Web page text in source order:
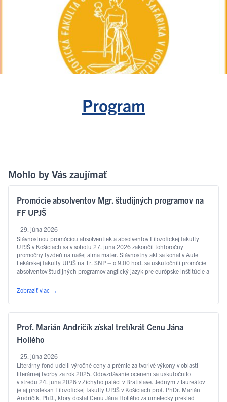
Program
Mohlo by Vás zaujímať
Promócie absolventov Mgr. študijných programov na
FF UPJŠ
- 29. júna 2026
Slávnostnou promóciou absolventiek a absolventov Filozofickej fakulty
UPJŠ v Košiciach sa v sobotu 27. júna 2026 zakončil tohtoročný
promočný týždeň na našej alma mater. Slávnostný akt sa konal v Aule
Lekárskej fakulty UPJŠ na Tr. SNP – o 9.00 hod. sa uskutočnili promócie
absolventov študijných programov anglický jazyk pre európske inštitúcie a
Čítať ďalej
Zobraziť viac →
Prof. Marián Andričík získal tretíkrát Cenu Jána
Hollého
- 25. júna 2026
Literárny fond udelil výročné ceny a prémie za tvorivé výkony v oblasti
literárnej tvorby za rok 2025. Odovzdávanie ocenení sa uskutočnilo
v stredu 24. júna 2026 v Zichyho paláci v Bratislave. Jedným z laureátov
je aj prodekan Filozofickej fakulty UPJŠ v Košiciach prof. PhDr. Marián
Andričík, PhD., ktorý dostal Cenu Jána Hollého za umelecký preklad